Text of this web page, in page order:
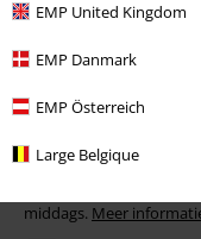
EMP United Kingdom
EMP Danmark
EMP Österreich
Large Belgique
Onze
middags. Meer